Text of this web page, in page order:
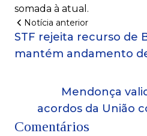
somada à atual.
Notícia anterior
STF rejeita recurso de
mantém andamento
Mendonça
acordos da União
Comentários